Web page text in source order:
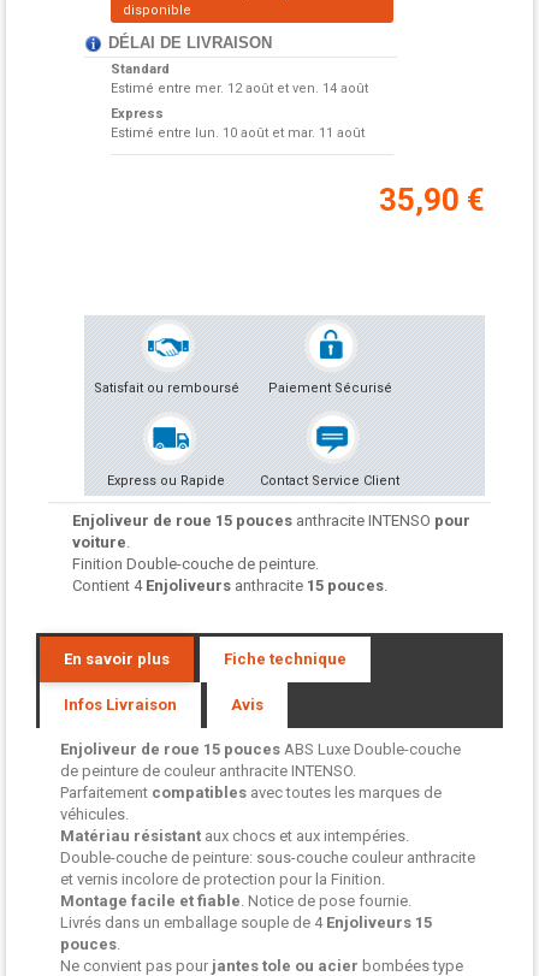
disponible
DÉLAI DE LIVRAISON
Standard
Estimé entre mer. 12 août et ven. 14 août
Express
Estimé entre lun. 10 août et mar. 11 août
35,90 €
Satisfait ou remboursé Paiement Sécurisé
Express ou Rapide Contact Service Client
Enjoliveur de roue 15 pouces anthracite INTENSO pour
voiture.
Finition Double-couche de peinture.
Contient 4 Enjoliveurs anthracite 15 pouces.
En savoir plus Fiche technique
Infos Livraison Avis
Enjoliveur de roue 15 pouces ABS Luxe Double-couche
de peinture de couleur anthracite INTENSO.
Parfaitement compatibles avec toutes les marques de
véhicules.
Matériau résistant aux chocs et aux intempéries.
Double-couche de peinture: sous-couche couleur anthracite
et vernis incolore de protection pour la Finition.
Montage facile et fiable. Notice de pose fournie.
Livrés dans un emballage souple de 4 Enjoliveurs 15
pouces.
Ne convient pas pour jantes tole ou acier bombées type